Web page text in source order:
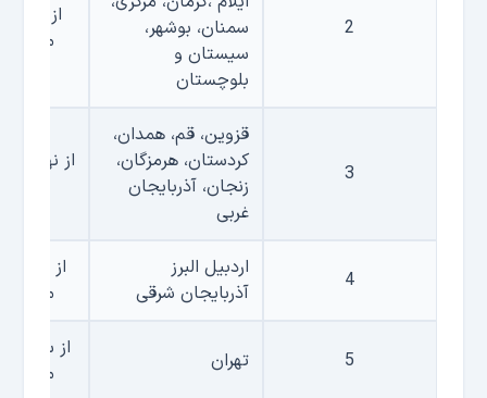
2
سمنان، بوشهر،
سیستان و
بلوچستان
از هفتم
مدت
3
قزوین، قم، همدان،
کردستان، هرمزگان،
زنجان، آذربایجان
غربی
از نهم
4
اردبیل البرز
آذربایجان شرقی
از
مدت
5 تهران
از
مدت